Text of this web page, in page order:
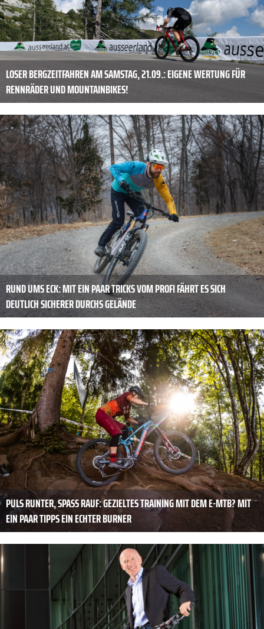
LOSER BERGZEITFAHREN AM SAMSTAG, 21.09.: EIGENE WERTUNG FÜR
RENNRÄDER UND MOUNTAINBIKES!
RUND UMS ECK: MIT EIN PAAR TRICKS VOM PROFI FÄHRT ES SICH
DEUTLICH SICHERER DURCHS GELÄNDE
PULS RUNTER, SPASS RAUF: GEZIELTES TRAINING MIT DEM E-MTB? MIT E
IN PAAR TIPPS EIN ECHTER BURNER